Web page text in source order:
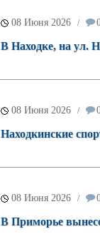
08 Июня 2026 /
В Находке, на ул.
08 Июня 2026 /
Находкинские
08 Июня 2026 /
В Приморье